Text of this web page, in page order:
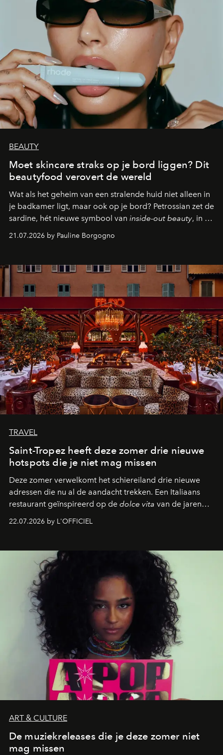
BEAUTY
Moet skincare straks op je bord liggen? Dit
beautyfood verovert de wereld
Wat als het geheim van een stralende huid niet alleen in
je badkamer ligt, maar ook op je bord? Petrossian zet de
sardine, hét nieuwe symbool van inside-out beauty, in de
kijker met twee gastronomische creaties.
21.07.2026 by Pauline Borgogno
TRAVEL
Saint-Tropez heeft deze zomer drie nieuwe
hotspots die je niet mag missen
Deze zomer verwelkomt het schiereiland drie nieuwe
adressen die nu al de aandacht trekken. Een Italiaans
restaurant geïnspireerd op de dolce vita van de jaren
zestig, een Japanse hotspot die na zonsondergang
verandert in een bruisende ontmoetingsplek en de
neerstrijkt in Saint-Tropez. Dit zijn de nieuwe adressen
die deze zomer de toon zetten, van lange lunches tot
zwoele nachten.
22.07.2026 by L'OFFICIEL
ART & CULTURE
De muziekreleases die je deze zomer niet
mag missen